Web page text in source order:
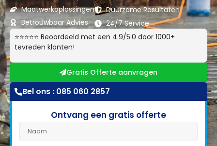
Maatwerkoplossingen
Betrouwbaar Advies
Duurzame Resultaten
24/7 Service
⭐⭐⭐⭐⭐ Beoordeeld met een 4.9/5.0 door 1000+
tevreden klanten!
Gratis Offerte aanvragen
Bel ons : 085 060 2857
Ontvang een gratis offerte